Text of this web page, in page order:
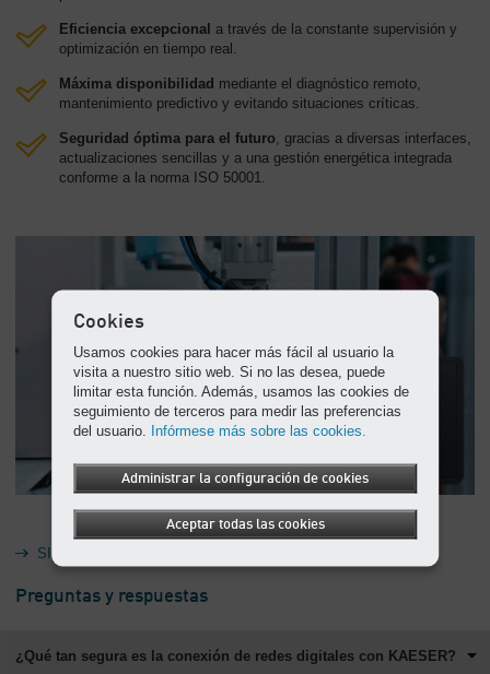
Eficiencia excepcional a través de la constante supervisión y
optimización en tiempo real.
Máxima disponibilidad mediante el diagnóstico remoto,
mantenimiento predictivo y evitando situaciones críticas.
Seguridad óptima para el futuro, gracias a diversas interfaces,
actualizaciones sencillas y a una gestión energética integrada
conforme a la norma ISO 50001.
SIGMA AIR MANAGER 4.0
Preguntas y respuestas
¿Qué tan segura es la conexión de redes digitales con KAESER?
Cookies
Usamos cookies para hacer más fácil al usuario la
visita a nuestro sitio web. Si no las desea, puede
limitar esta función. Además, usamos las cookies de
seguimiento de terceros para medir las preferencias
del usuario. Infórmese más sobre las cookies.
Administrar la configuración de cookies
Aceptar todas las cookies